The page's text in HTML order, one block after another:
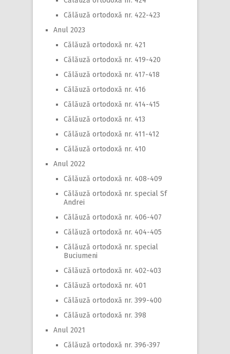
Călăuză ortodoxă nr. 422-423
Anul 2023
Călăuză ortodoxă nr. 421
Călăuză ortodoxă nr. 419-420
Călăuză ortodoxă nr. 417-418
Călăuză ortodoxă nr. 416
Călăuză ortodoxă nr. 414-415
Călăuză ortodoxă nr. 413
Călăuză ortodoxă nr. 411-412
Călăuză ortodoxă nr. 410
Anul 2022
Călăuză ortodoxă nr. 408-409
Călăuză ortodoxă nr. special Sf
Andrei
Călăuză ortodoxă nr. 406-407
Călăuză ortodoxă nr. 404-405
Călăuză ortodoxă nr. special
Buciumeni
Călăuză ortodoxă nr. 402-403
Călăuză ortodoxă nr. 401
Călăuză ortodoxă nr. 399-400
Călăuză ortodoxă nr. 398
Anul 2021
Călăuză ortodoxă nr. 396-397